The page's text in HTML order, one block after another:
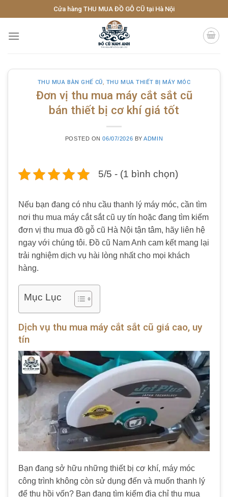
to
content
Cửa hàng THU MUA ĐỒ GỖ CŨ tại Hà Nội
THU MUA BÀN GHẾ CŨ, THU MUA THIẾT BỊ MÁY MÓC
Đơn vị thu mua máy cắt sắt cũ
bán thiết bị cơ khí giá tốt
POSTED ON06/07/2026 BYADMIN
5/5 - (1 bình chọn)
Nếu bạn đang có nhu cầu thanh lý máy móc, cần tìm
nơi thu mua máy cắt sắt cũ uy tín hoặc đang tìm kiếm
đơn vị thu mua đồ gỗ cũ Hà Nội tận tâm, hãy liên hệ
ngay với chúng tôi. Đồ cũ Nam Anh cam kết mang lại
trải nghiệm dịch vụ hài lòng nhất cho mọi khách
hàng.
Mục Lục
Dịch vụ thu mua máy cắt sắt cũ giá cao, uy
tín
Bạn đang sở hữu những thiết bị cơ khí, máy móc
công trình không còn sử dụng đến và muốn thanh lý
để thu hồi vốn? Bạn đang tìm kiếm địa chỉ thu mua